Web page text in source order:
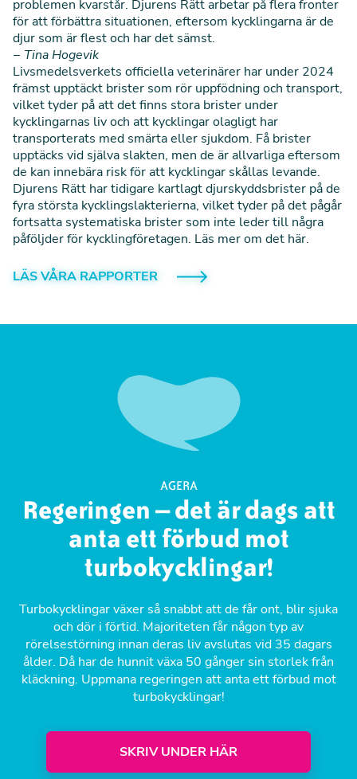
problemen kvarstår. Djurens Rätt arbetar på flera fronter
för att förbättra situationen, eftersom kycklingarna är de
djur som är flest och har det sämst.
− Tina Hogevik
Livsmedelsverkets officiella veterinärer har under 2024
främst upptäckt brister som rör uppfödning och transport,
vilket tyder på att det finns stora brister under
kycklingarnas liv och att kycklingar olagligt har
transporterats med smärta eller sjukdom. Få brister
upptäcks vid själva slakten, men de är allvarliga eftersom
de kan innebära risk för att kycklingar skållas levande.
Djurens Rätt har tidigare kartlagt djurskyddsbrister på de
fyra största kycklingslakterierna, vilket tyder på det pågår
fortsatta systematiska brister som inte leder till några
påföljder för kycklingföretagen. Läs mer om det här.
LÄS VÅRA RAPPORTER
AGERA
Regeringen – det är dags att
anta ett förbud mot
turbokycklingar!
Turbokycklingar växer så snabbt att de får ont, blir sjuka
och dör i förtid. Majoriteten får någon typ av
rörelsestörning innan deras liv avslutas vid 35 dagars
ålder. Då har de hunnit växa 50 gånger sin storlek från
kläckning. Uppmana regeringen att anta ett förbud mot
turbokycklingar!
SKRIV UNDER HÄR